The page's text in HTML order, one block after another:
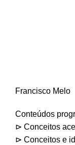
Francisco Melo
Conteúdos
⊳ Conceitos
⊳ Conceitos e